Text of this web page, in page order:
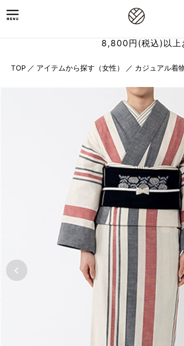
8,800円(税込)以上
TOP ／ アイテムから探す（女性） ／ カジュアル着